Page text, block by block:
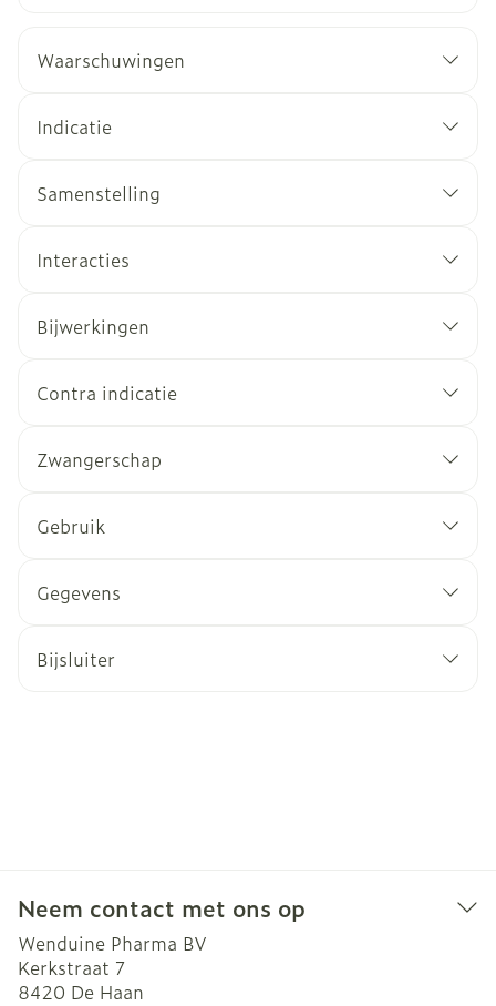
Waarschuwingen
Indicatie
Samenstelling
Interacties
Bijwerkingen
Contra indicatie
Zwangerschap
Gebruik
Gegevens
Bijsluiter
Neem contact met ons op
Wenduine Pharma BV
Kerkstraat 7
8420 De Haan